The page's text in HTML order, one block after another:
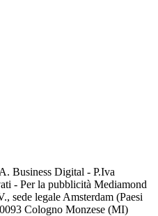
Business Digital - P.Iva
- Per la pubblicità Mediamond
sede legale Amsterdam (Paesi
Cologno Monzese (MI)